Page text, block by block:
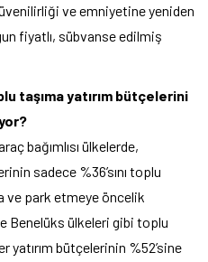
ve emniyetine yeniden
fiyatlı, sübvanse edilmiş
taşıma yatırım bütçelerini
bağımlısı ülkelerde,
sadece %36’sını toplu
ve park etmeye öncelik
Benelüks ülkeleri gibi toplu
yatırım bütçelerinin %52’sine